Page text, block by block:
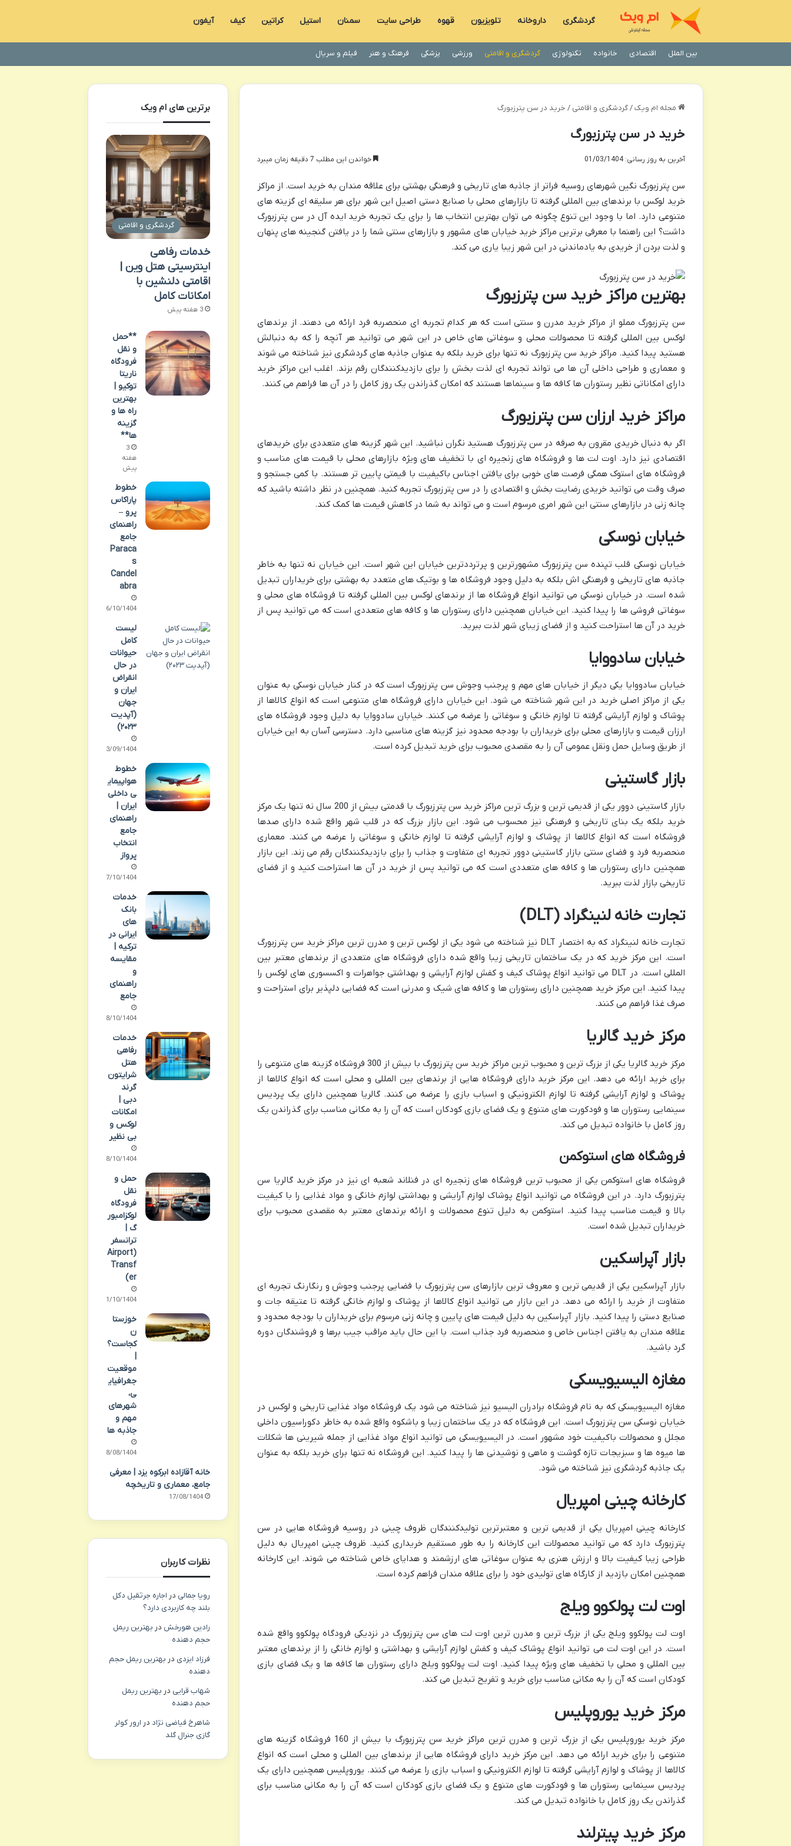
گردشگری داروخانه تلویزیون قهوه طراحی سایت سمنان استیل کراتین کیف آیفون
بین الملل اقتصادی خانواده تکنولوژی گردشگری و اقامتی ورزشی پزشکی فرهنگ و هنر فیلم و سریال
مجله ام ویک / گردشگری و اقامتی / خرید در سن پترزبورگ
خرید در سن پترزبورگ
آخرین به روز رسانی: 01/03/1404 خواندن این مطلب 7 دقیقه زمان میبرد
سن پترزبورگ نگین شهرهای روسیه فراتر از جاذبه های تاریخی و فرهنگی بهشتی برای علاقه مندان به خرید است. از مراکز
خرید لوکس با برندهای بین المللی گرفته تا بازارهای محلی با صنایع دستی اصیل این شهر برای هر سلیقه ای گزینه های
متنوعی دارد. اما با وجود این تنوع چگونه می توان بهترین انتخاب ها را برای یک تجربه خرید ایده آل در سن پترزبورگ
داشت؟ این راهنما با معرفی برترین مراکز خرید خیابان های مشهور و بازارهای سنتی شما را در یافتن گنجینه های پنهان
و لذت بردن از خریدی به یادماندنی در این شهر زیبا یاری می کند.
بهترین مراکز خرید سن پترزبورگ
سن پترزبورگ مملو از مراکز خرید مدرن و سنتی است که هر کدام تجربه ای منحصربه فرد ارائه می دهند. از برندهای
لوکس بین المللی گرفته تا محصولات محلی و سوغاتی های خاص در این شهر می توانید هر آنچه را که به دنبالش
هستید پیدا کنید. مراکز خرید سن پترزبورگ نه تنها برای خرید بلکه به عنوان جاذبه های گردشگری نیز شناخته می شوند
و معماری و طراحی داخلی آن ها می تواند تجربه ای لذت بخش را برای بازدیدکنندگان رقم بزند. اغلب این مراکز خرید
دارای امکاناتی نظیر رستوران ها کافه ها و سینماها هستند که امکان گذراندن یک روز کامل را در آن ها فراهم می کنند.
مراکز خرید ارزان سن پترزبورگ
اگر به دنبال خریدی مقرون به صرفه در سن پترزبورگ هستید نگران نباشید. این شهر گزینه های متعددی برای خریدهای
اقتصادی نیز دارد. اوت لت ها و فروشگاه های زنجیره ای با تخفیف های ویژه بازارهای محلی با قیمت های مناسب و
فروشگاه های استوک همگی فرصت های خوبی برای یافتن اجناس باکیفیت با قیمتی پایین تر هستند. با کمی جستجو و
صرف وقت می توانید خریدی رضایت بخش و اقتصادی را در سن پترزبورگ تجربه کنید. همچنین در نظر داشته باشید که
چانه زنی در بازارهای سنتی این شهر امری مرسوم است و می تواند به شما در کاهش قیمت ها کمک کند.
خیابان نوسکی
خیابان نوسکی قلب تپنده سن پترزبورگ مشهورترین و پرترددترین خیابان این شهر است. این خیابان نه تنها به خاطر
جاذبه های تاریخی و فرهنگی اش بلکه به دلیل وجود فروشگاه ها و بوتیک های متعدد به بهشتی برای خریداران تبدیل
شده است. در خیابان نوسکی می توانید انواع فروشگاه ها از برندهای لوکس بین المللی گرفته تا فروشگاه های محلی و
سوغاتی فروشی ها را پیدا کنید. این خیابان همچنین دارای رستوران ها و کافه های متعددی است که می توانید پس از
خرید در آن ها استراحت کنید و از فضای زیبای شهر لذت ببرید.
خیابان سادووایا
خیابان سادووایا یکی دیگر از خیابان های مهم و پرجنب وجوش سن پترزبورگ است که در کنار خیابان نوسکی به عنوان
یکی از مراکز اصلی خرید در این شهر شناخته می شود. این خیابان دارای فروشگاه های متنوعی است که انواع کالاها از
پوشاک و لوازم آرایشی گرفته تا لوازم خانگی و سوغاتی را عرضه می کنند. خیابان سادووایا به دلیل وجود فروشگاه های
ارزان قیمت و بازارهای محلی برای خریداران با بودجه محدود نیز گزینه های مناسبی دارد. دسترسی آسان به این خیابان
از طریق وسایل حمل ونقل عمومی آن را به مقصدی محبوب برای خرید تبدیل کرده است.
بازار گاستینی
بازار گاستینی دوور یکی از قدیمی ترین و بزرگ ترین مراکز خرید سن پترزبورگ با قدمتی بیش از 200 سال نه تنها یک مرکز
خرید بلکه یک بنای تاریخی و فرهنگی نیز محسوب می شود. این بازار بزرگ که در قلب شهر واقع شده دارای صدها
فروشگاه است که انواع کالاها از پوشاک و لوازم آرایشی گرفته تا لوازم خانگی و سوغاتی را عرضه می کنند. معماری
منحصربه فرد و فضای سنتی بازار گاستینی دوور تجربه ای متفاوت و جذاب را برای بازدیدکنندگان رقم می زند. این بازار
همچنین دارای رستوران ها و کافه های متعددی است که می توانید پس از خرید در آن ها استراحت کنید و از فضای
تاریخی بازار لذت ببرید.
تجارت خانه لنینگراد (DLT)
تجارت خانه لنینگراد که به اختصار DLT نیز شناخته می شود یکی از لوکس ترین و مدرن ترین مراکز خرید سن پترزبورگ
است. این مرکز خرید که در یک ساختمان تاریخی زیبا واقع شده دارای فروشگاه های متعددی از برندهای معتبر بین
المللی است. در DLT می توانید انواع پوشاک کیف و کفش لوازم آرایشی و بهداشتی جواهرات و اکسسوری های لوکس را
پیدا کنید. این مرکز خرید همچنین دارای رستوران ها و کافه های شیک و مدرنی است که فضایی دلپذیر برای استراحت و
صرف غذا فراهم می کنند.
مرکز خرید گالریا
مرکز خرید گالریا یکی از بزرگ ترین و محبوب ترین مراکز خرید سن پترزبورگ با بیش از 300 فروشگاه گزینه های متنوعی را
برای خرید ارائه می دهد. این مرکز خرید دارای فروشگاه هایی از برندهای بین المللی و محلی است که انواع کالاها از
پوشاک و لوازم آرایشی گرفته تا لوازم الکترونیکی و اسباب بازی را عرضه می کنند. گالریا همچنین دارای یک پردیس
سینمایی رستوران ها و فودکورت های متنوع و یک فضای بازی کودکان است که آن را به مکانی مناسب برای گذراندن یک
روز کامل با خانواده تبدیل می کند.
فروشگاه های استوکمن
فروشگاه های استوکمن یکی از محبوب ترین فروشگاه های زنجیره ای در فنلاند شعبه ای نیز در مرکز خرید گالریا سن
پترزبورگ دارد. در این فروشگاه می توانید انواع پوشاک لوازم آرایشی و بهداشتی لوازم خانگی و مواد غذایی را با کیفیت
بالا و قیمت مناسب پیدا کنید. استوکمن به دلیل تنوع محصولات و ارائه برندهای معتبر به مقصدی محبوب برای
خریداران تبدیل شده است.
بازار آپراسکین
بازار آپراسکین یکی از قدیمی ترین و معروف ترین بازارهای سن پترزبورگ با فضایی پرجنب وجوش و رنگارنگ تجربه ای
متفاوت از خرید را ارائه می دهد. در این بازار می توانید انواع کالاها از پوشاک و لوازم خانگی گرفته تا عتیقه جات و
صنایع دستی را پیدا کنید. بازار آپراسکین به دلیل قیمت های پایین و چانه زنی مرسوم برای خریداران با بودجه محدود و
علاقه مندان به یافتن اجناس خاص و منحصربه فرد جذاب است. با این حال باید مراقب جیب برها و فروشندگان دوره
گرد باشید.
مغازه الیسیویسکی
مغازه الیسیویسکی که به نام فروشگاه برادران الیسیو نیز شناخته می شود یک فروشگاه مواد غذایی تاریخی و لوکس در
خیابان نوسکی سن پترزبورگ است. این فروشگاه که در یک ساختمان زیبا و باشکوه واقع شده به خاطر دکوراسیون داخلی
مجلل و محصولات باکیفیت خود مشهور است. در الیسیویسکی می توانید انواع مواد غذایی از جمله شیرینی ها شکلات
ها میوه ها و سبزیجات تازه گوشت و ماهی و نوشیدنی ها را پیدا کنید. این فروشگاه نه تنها برای خرید بلکه به عنوان
یک جاذبه گردشگری نیز شناخته می شود.
کارخانه چینی امپریال
کارخانه چینی امپریال یکی از قدیمی ترین و معتبرترین تولیدکنندگان ظروف چینی در روسیه فروشگاه هایی در سن
پترزبورگ دارد که می توانید محصولات این کارخانه را به طور مستقیم خریداری کنید. ظروف چینی امپریال به دلیل
طراحی زیبا کیفیت بالا و ارزش هنری به عنوان سوغاتی های ارزشمند و هدایای خاص شناخته می شوند. این کارخانه
همچنین امکان بازدید از کارگاه های تولیدی خود را برای علاقه مندان فراهم کرده است.
اوت لت پولکوو ویلج
اوت لت پولکوو ویلج یکی از بزرگ ترین و مدرن ترین اوت لت های سن پترزبورگ در نزدیکی فرودگاه پولکوو واقع شده
است. در این اوت لت می توانید انواع پوشاک کیف و کفش لوازم آرایشی و بهداشتی و لوازم خانگی را از برندهای معتبر
بین المللی و محلی با تخفیف های ویژه پیدا کنید. اوت لت پولکوو ویلج دارای رستوران ها کافه ها و یک فضای بازی
کودکان است که آن را به مکانی مناسب برای خرید و تفریح تبدیل می کند.
مرکز خرید یوروپلیس
مرکز خرید یوروپلیس یکی از بزرگ ترین و مدرن ترین مراکز خرید سن پترزبورگ با بیش از 160 فروشگاه گزینه های
متنوعی را برای خرید ارائه می دهد. این مرکز خرید دارای فروشگاه هایی از برندهای بین المللی و محلی است که انواع
کالاها از پوشاک و لوازم آرایشی گرفته تا لوازم الکترونیکی و اسباب بازی را عرضه می کنند. یوروپلیس همچنین دارای یک
پردیس سینمایی رستوران ها و فودکورت های متنوع و یک فضای بازی کودکان است که آن را به مکانی مناسب برای
گذراندن یک روز کامل با خانواده تبدیل می کند.
مرکز خرید پیترلند
برترین های ام ویک
گردشگری و اقامتی
خدمات رفاهی
اینترسیتی هتل وین |
اقامتی دلنشین با
امکانات کامل
3 هفته پیش
**حمل
و نقل
فرودگاه
ناریتا
توکیو |
بهترین
راه ها و
گزینه
ها**
3
هفته
پیش
خطوط
پاراکاس
پرو –
راهنمای
جامع
Paraca
s
Candel
abra
06/10/1404
لیست
کامل
حیوانات
در حال
انقراض
ایران و
جهان
(آپدیت
۲۰۲۳)
23/09/1404
خطوط
هواپیمای
ی داخلی
ایران |
راهنمای
جامع
انتخاب
پرواز
07/10/1404
خدمات
بانک
های
ایرانی در
ترکیه |
مقایسه
و
راهنمای
جامع
08/10/1404
خدمات
رفاهی
هتل
شرایتون
گرند
دبی |
امکانات
لوکس و
بی نظیر
08/10/1404
حمل و
نقل
فرودگاه
لوکزامبور
گ |
ترانسفر
(Airport
Transf
er)
11/10/1404
خوزستا
ن
کجاست؟
موقعیت
جغرافیای
ی،
شهرهای
مهم و
جاذبه ها
18/08/1404
خانه آقازاده ابرکوه یزد | معرفی
جامع، معماری و تاریخچه
17/08/1404
نظرات کاربران
رویا جمالی در اجاره جرثقیل دکل
بلند چه کاربردی دارد؟
رادین هورخش در بهترین ریمل
حجم دهنده
فرزاد ایزدی در بهترین ریمل حجم
دهنده
شهاب قرایی در بهترین ریمل
حجم دهنده
شاهرخ فیاضی نژاد در ارور کولر
گازی جنرال گلد